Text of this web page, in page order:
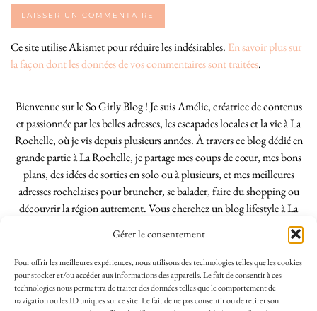
Gérer le consentement
Pour offrir les meilleures expériences, nous utilisons des technologies telles que les cookies
pour stocker et/ou accéder aux informations des appareils. Le fait de consentir à ces
technologies nous permettra de traiter des données telles que le comportement de
navigation ou les ID uniques sur ce site. Le fait de ne pas consentir ou de retirer son
Ce site utilise Akismet pour réduire les indésirables. En savoir plus sur
la façon dont les données de vos commentaires sont traitées.
Bienvenue sur le So Girly Blog ! Je suis Amélie, créatrice de contenus
et passionnée par les belles adresses, les escapades locales et la vie à La
Rochelle, où je vis depuis plusieurs années. À travers ce blog dédié en
grande partie à La Rochelle, je partage mes coups de cœur, mes bons
plans, des idées de sorties en solo ou à plusieurs, et mes meilleures
adresses rochelaises pour bruncher, se balader, faire du shopping ou
découvrir la région autrement. Vous cherchez un blog lifestyle à La
Rochelle, tenu par une locale ? Vous êtes au bon endroit. Que vous
soyez Rochelais·e ou de passage dans notre belle ville, j’espère que mes
articles vous aideront à profiter de La Rochelle comme un·e vrai·e
initié·e. !